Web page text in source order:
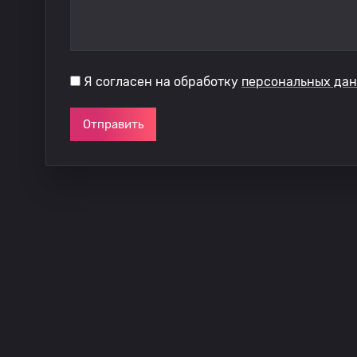
Я согласен на обработку персональных
Отправить